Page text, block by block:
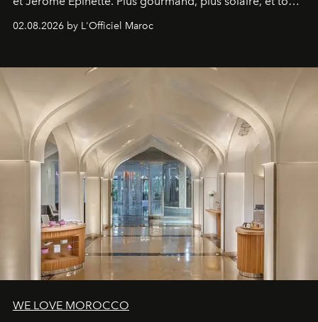
à fait irrésistible.
02.08.2026 by L'Officiel Maroc
WE LOVE MOROCCO